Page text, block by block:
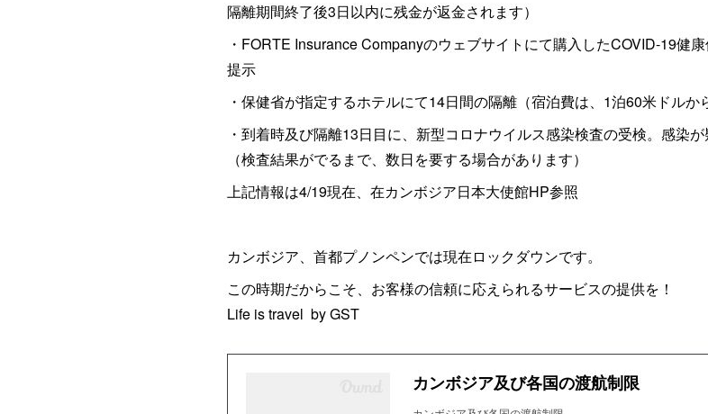
隔離期間終了後3日以内に残金が返金されます）
・FORTE Insurance Companyのウェブサイトにて購入したCOVID-19健
提示
・保健省が指定するホテルにて14日間の隔離（宿泊費は、1泊60米ドルか
・到着時及び隔離13日目に、新型コロナウイルス感染検査の受検。感染
（検査結果がでるまで、数日を要する場合があります）
上記情報は4/19現在、在カンボジア日本大使館HP参照
カンボジア、首都プノンペンでは現在ロックダウンです。
この時期だからこそ、お客様の信頼に応えられるサービスの提供を！
Life is travel by GST
カンボジア及び各国の渡航制限